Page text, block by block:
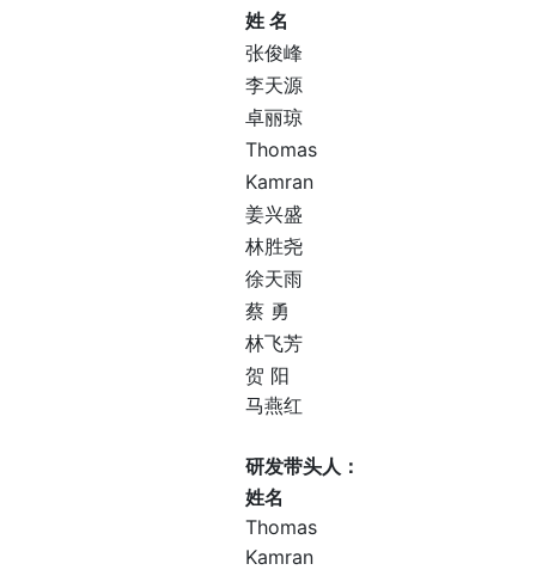
姓 名
张俊峰
李天源
卓丽琼
Thomas
Kamran
姜兴盛
林胜尧
徐天雨
蔡 勇
林飞芳
贺 阳
马燕红
研发带头人：
姓名
Thomas
Kamran